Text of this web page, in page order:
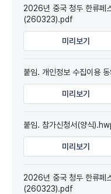
2026년 중국 청두 한류페
(260323).pdf
미리보기
붙임. 개인정보 수집이용
미리보기
붙임. 참가신청서(양식
미리보기
2026년 중국 청두 한류페
(260323).pdf